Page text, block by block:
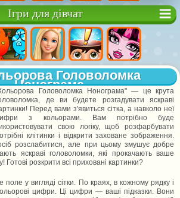
Ігри для дівчат
Головоломка
Нонограма
Головоломка Нонограма" — це крута
де ви будете розгадувати яскраві
Перед вами з'явиться сітка, а навколо неї
з кольорами. Вам потрібно буде
свою логіку, щоб розфарбувати
клітинки і відкрити заховане зображення.
розслабитися, але при цьому змушує добре
яскраві головоломки, які прокачають ваше
Готові розкрити всі приховані картинки?
поле у вигляді сітки. По краях, в кожному рядку і
цифри. Ці цифри — ваші підказки. Вони